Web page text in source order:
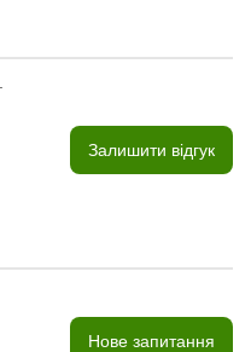
Залишити відгук
Нове запитання